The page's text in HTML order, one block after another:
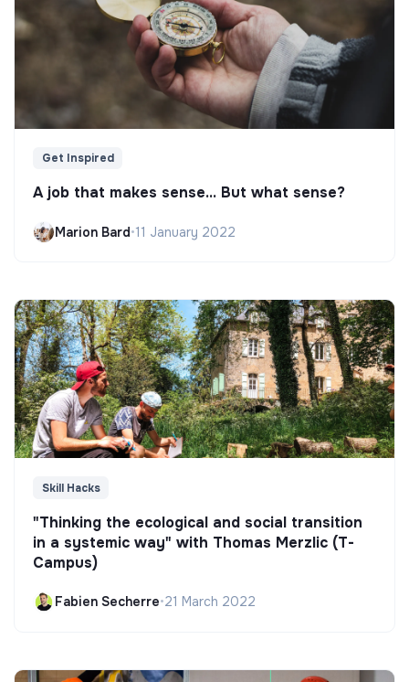
Get Inspired
A job that makes sense... But what sense?
Marion Bard•11 January 2022
Skill Hacks
"Thinking the ecological and social transition
in a systemic way" with Thomas Merzlic (T-
Campus)
Fabien Secherre•21 March 2022